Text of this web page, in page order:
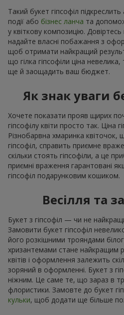
Такий букет гіпсофіл
події або бізнес ланча та
у квіткову композицію.
надайте власні побажання з
щоб отримати найкращий
що гілка гіпсофіли ціна
ще й заощадить ваш бюджет.
Як знак уваги
Хочете показати прояв щирих
гіпсофілу квіти просто так. Ціна
Різнобарвна хмаринка квіточок,
гіпсофіл, справить приємне
скільки стоять гіпсофіли, а це
приємні враження гарантовані
гіпсофіл подарунковим кошиком.
Весілля та
Букет з гіпсофіл — чи не
Замовити букет гіпсофіл
його розкішними трояндами
хризантемами стане найкращим
квітів і оформлення залежить
зоряний в оформленні. Букет з
ніжним. Це саме те, що зараз в
флористики. Замовте до букет
кульки, щоб додати ще більше